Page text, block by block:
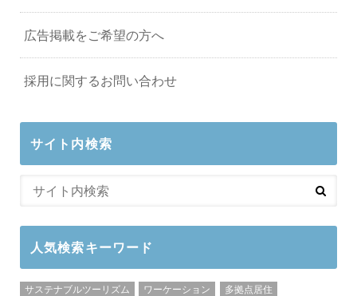
広告掲載をご希望の方へ
採用に関するお問い合わせ
サイト内検索
人気検索キーワード
サステナブルツーリズム ワーケーション
多拠点居住